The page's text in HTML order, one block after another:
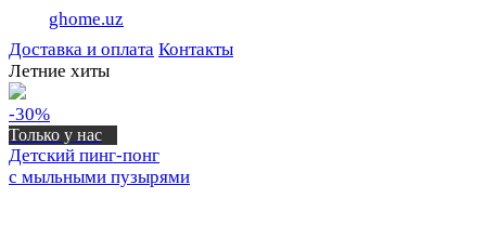
ghome.uz
Доставка и оплата Контакты
Летние хиты
-30%
Только у нас
Детский пинг-понг
с мыльными пузырями